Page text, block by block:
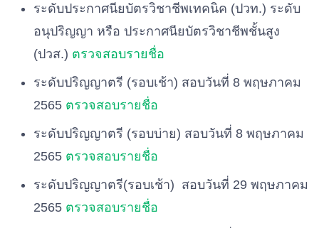
ระดับประกาศนียบัตรวิชาชีพเทคนิค (ปวท.) ระดับ
อนุปริญญา หรือ ประกาศนียบัตรวิชาชีพชั้นสูง
(ปวส.) ตรวจสอบรายชื่อ
ระดับปริญญาตรี (รอบเช้า) สอบวันที่ 8 พฤษภาคม
2565 ตรวจสอบรายชื่อ
ระดับปริญญาตรี (รอบบ่าย) สอบวันที่ 8 พฤษภาคม
2565 ตรวจสอบรายชื่อ
ระดับปริญญาตรี(รอบเช้า) สอบวันที่ 29 พฤษภาคม
2565 ตรวจสอบรายชื่อ